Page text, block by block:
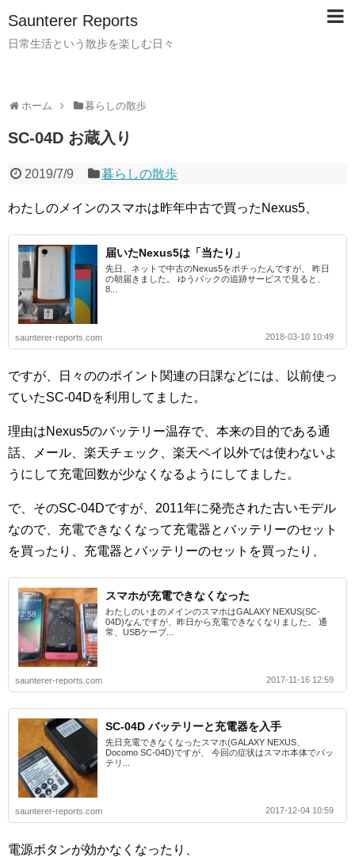
Saunterer Reports
日常生活という散歩を楽しむ日々
ホーム 暮らしの散歩
SC-04D お蔵入り
2019/7/9 暮らしの散歩
わたしのメインのスマホは昨年中古で買ったNexus5、
届いたNexus5は「当たり」
先日、ネットで中古のNexus5をポチったんですが、 昨日
の朝届きました。 ゆうパックの追跡サービスで見ると、
8...
saunterer-reports.com 2018-03-10 10:49
ですが、日々ののポイント関連の日課などには、以前使っ
ていたSC-04Dを利用してました。
理由はNexus5のバッテリー温存で、本来の目的である通
話、メール、楽天チェック、楽天ペイ以外では使わないよ
うにして充電回数が少なくなるようにしてました。
で、そのSC-04Dですが、2011年に発売された古いモデル
なので、充電できなくなって充電器とバッテリーのセット
を買ったり、充電器とバッテリーのセットを買ったり、
スマホが充電できなくなった
わたしのいまのメインのスマホはGALAXY NEXUS(SC-
04D)なんですが、昨日から充電できなくなりました。 通
常、USBケーブ...
saunterer-reports.com 2017-11-16 12:59
SC-04D バッテリーと充電器を入手
先日充電できなくなったスマホ(GALAXY NEXUS、
Docomo SC-04D)ですが、 今回の症状はスマホ本体でバッ
テリ...
saunterer-reports.com 2017-12-04 10:59
電源ボタンが効かなくなったり、